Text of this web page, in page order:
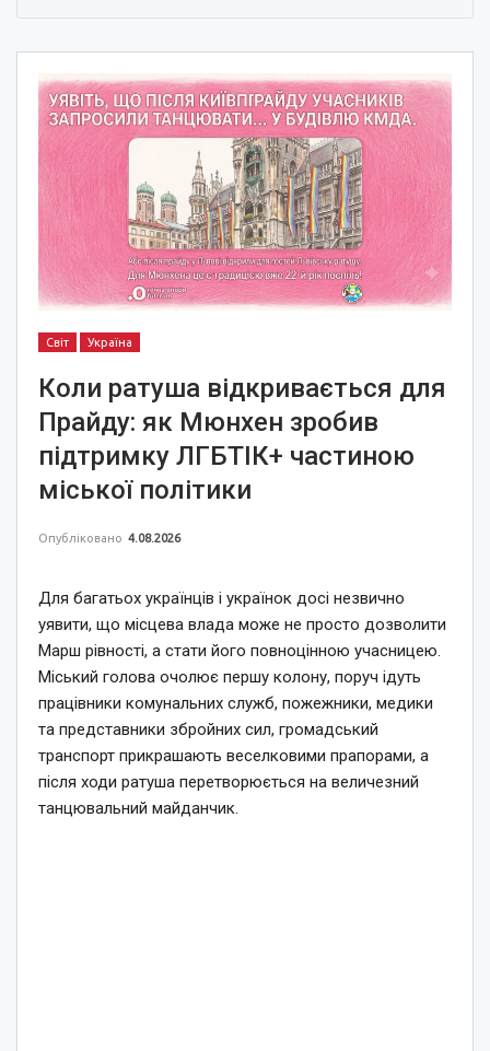
Світ Україна
Коли ратуша відкривається для
Прайду: як Мюнхен зробив
підтримку ЛГБТІК+ частиною
міської політики
Опубліковано 4.08.2026
Для багатьох українців і українок досі незвично
уявити, що місцева влада може не просто дозволити
Марш рівності, а стати його повноцінною учасницею.
Міський голова очолює першу колону, поруч ідуть
працівники комунальних служб, пожежники, медики
та представники збройних сил, громадський
транспорт прикрашають веселковими прапорами, а
після ходи ратуша перетворюється на величезний
танцювальний майданчик.